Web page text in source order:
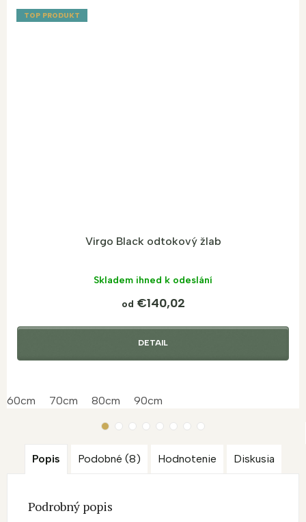
TOP PRODUKT
Virgo Black odtokový žlab
Skladem ihned k odeslání
od €140,02
DETAIL
60cm 70cm 80cm 90cm
Popis Podobné (8) Hodnotenie Diskusia
Podrobný popis